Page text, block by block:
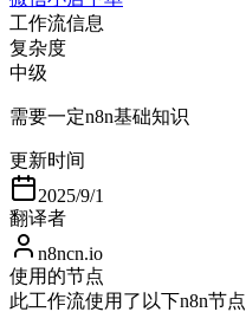
工作流信息
复杂度
中级
需要一定n8n基础知识
更新时间
2025/9/1
翻译者
n8ncn.io
使用的节点
此工作流使用了以下n8n节点